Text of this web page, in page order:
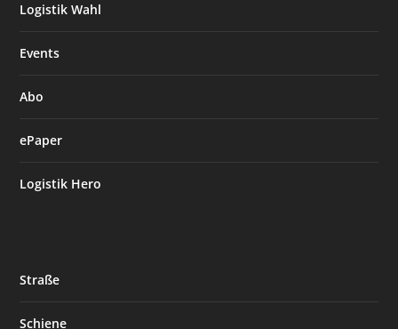
Logistik Wahl
Events
Abo
ePaper
Logistik Hero
Straße
Schiene